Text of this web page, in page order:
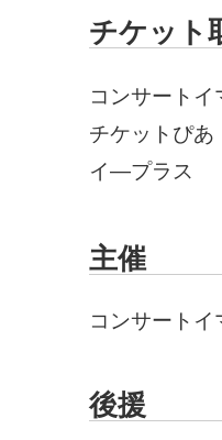
チケット
コンサート
チケットぴ
イ―プラス
主催
コンサートイ
後援